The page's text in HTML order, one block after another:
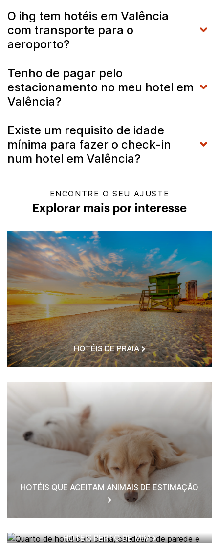
O ihg tem hotéis em Valência
com transporte para o
aeroporto?
Tenho de pagar pelo
estacionamento no meu hotel em
Valência?
Existe um requisito de idade
mínima para fazer o check-in
num hotel em Valência?
ENCONTRE O SEU AJUSTE
Explorar mais por interesse
HOTÉIS DE PRAIA
HOTÉIS QUE ACEITAM ANIMAIS DE ESTIMAÇÃO
HOTÉIS PERTO DE MIM